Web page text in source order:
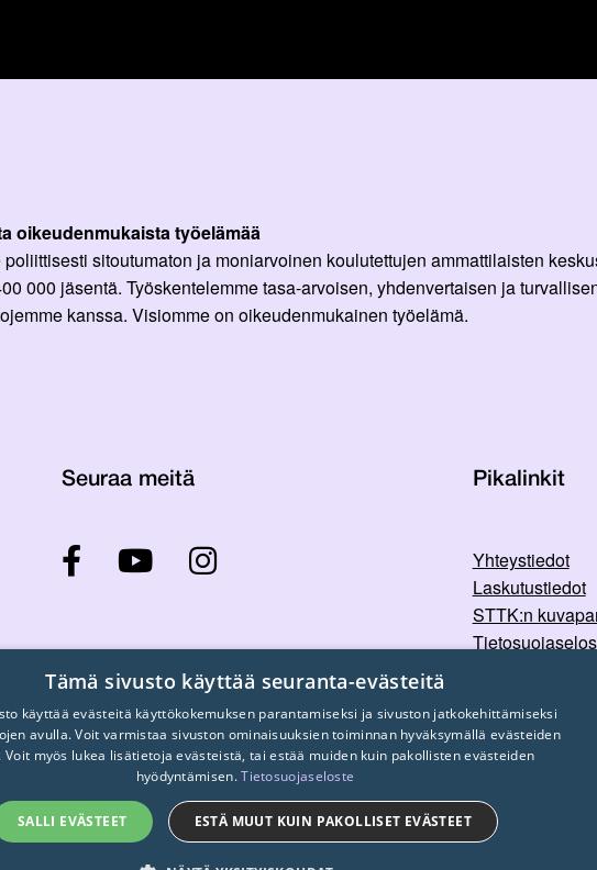
oikeudenmukaista työelämää
poliittisesti sitoutumaton ja moniarvoinen koulutettujen ammattilaisten
000 jäsentä. Työskentelemme tasa-arvoisen, yhdenvertaisen ja
kanssa. Visiomme on oikeudenmukainen työelämä.
Seuraa meitä Pikalinkit
Yhteystiedot
Laskutustiedot
STTK:n
© 2026 STTK. Made with ❤ byAvoin.Systems
Tämä sivusto käyttää seuranta-evästeitä
käyttää evästeitä käyttökokemuksen parantamiseksi ja sivuston jatkokehittämiseksi
avulla. Voit varmistaa sivuston ominaisuuksien toiminnan hyväksymällä evästeiden
Voit myös lukea lisätietoja evästeistä, tai estää muiden kuin pakollisten evästeiden
hyödyntämisen.Tietosuojaseloste
SALLI EVÄSTEET ESTÄ MUUT KUIN PAKOLLISET EVÄSTEET